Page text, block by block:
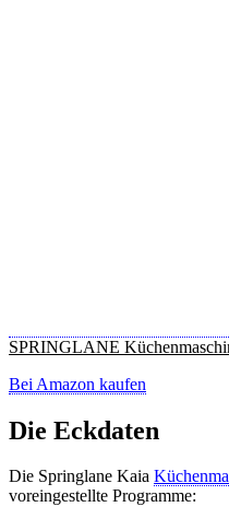
SPRINGLANE
Bei Amazon kaufen
Die Eckdaten
Die Springlane Kaia
voreingestellte Programme: